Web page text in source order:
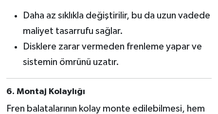
Daha az sıklıkla değiştirilir, bu da uzun vadede
maliyet tasarrufu sağlar.
Disklere zarar vermeden frenleme yapar ve
sistemin ömrünü uzatır.
6. Montaj Kolaylığı
Fren balatalarının kolay monte edilebilmesi, hem